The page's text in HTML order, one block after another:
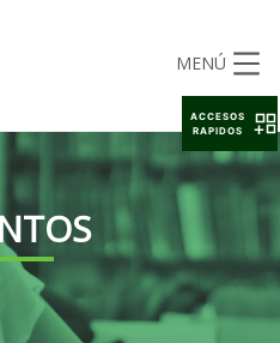
MENÚ
ACCESOS
RAPIDOS